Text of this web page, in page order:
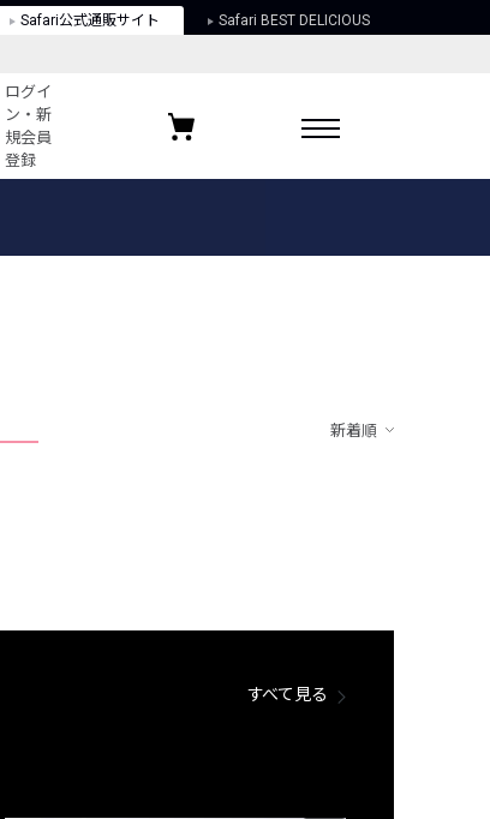
Safari公式通販サイト Safari BEST DELICIOUS
ログイ
ン・新
規会員
登録
お気に入りブランド
新着順
すべて見る